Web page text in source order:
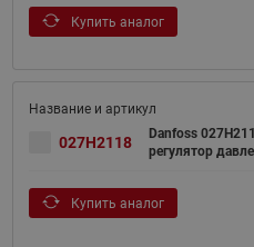
Купить аналог
027H2118
Danfoss
регулятор
Купить аналог